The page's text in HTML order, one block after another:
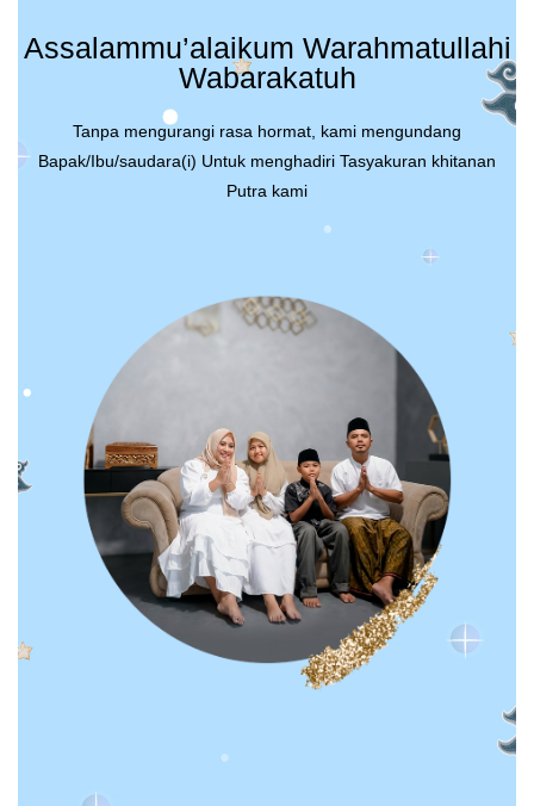
Assalammu’alaikum Warahmatullahi
Wabarakatuh
Tanpa mengurangi rasa hormat, kami mengundang
Bapak/Ibu/saudara(i) Untuk menghadiri Tasyakuran khitanan
Putra kami